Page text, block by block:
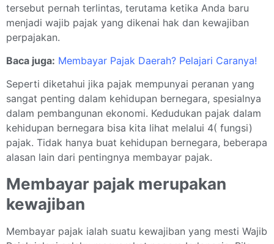
tersebut pernah terlintas, terutama ketika Anda baru
menjadi wajib pajak yang dikenai hak dan kewajiban
perpajakan.
Baca juga: Membayar Pajak Daerah? Pelajari Caranya!
Seperti diketahui jika pajak mempunyai peranan yang
sangat penting dalam kehidupan bernegara, spesialnya
dalam pembangunan ekonomi. Kedudukan pajak dalam
kehidupan bernegara bisa kita lihat melalui 4( fungsi)
pajak. Tidak hanya buat kehidupan bernegara, beberapa
alasan lain dari pentingnya membayar pajak.
Membayar pajak merupakan
kewajiban
Membayar pajak ialah suatu kewajiban yang mesti Wajib